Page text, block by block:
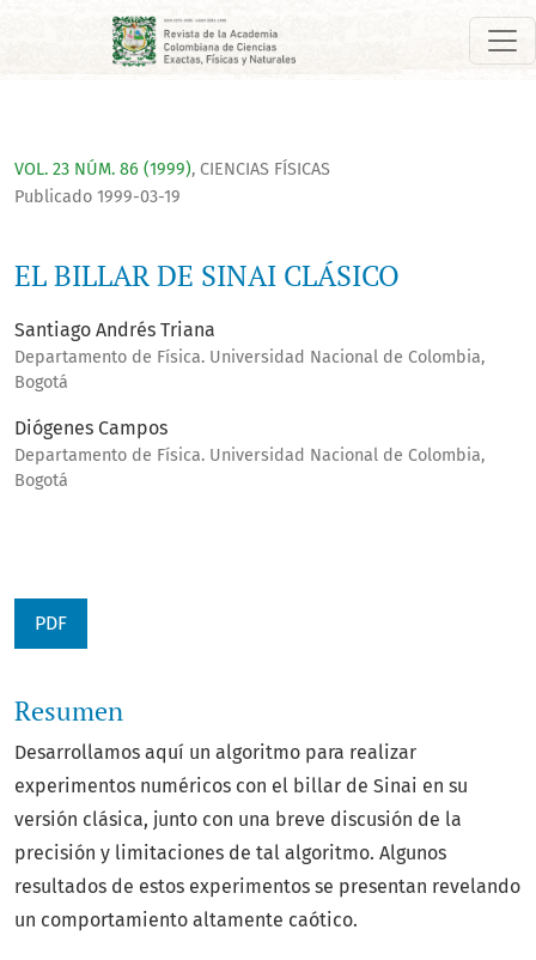
EL BILLAR DE SINAI CLÁSICO
VOL. 23 NÚM. 86 (1999), CIENCIAS FÍSICAS
EL BILLAR DE SINAI CLÁSICO
Publicado 1999-03-19
Santiago Andrés Triana
Departamento de Física. Universidad Nacional de Colombia,
Bogotá
Diógenes Campos
Departamento de Física. Universidad Nacional de Colombia,
Bogotá
PDF
Resumen
Desarrollamos aquí un algoritmo para realizar
experimentos numéricos con el billar de Sinai en su
versión clásica, junto con una breve discusión de la
precisión y limitaciones de tal algoritmo. Algunos
resultados de estos experimentos se presentan revelando
un comportamiento altamente caótico.